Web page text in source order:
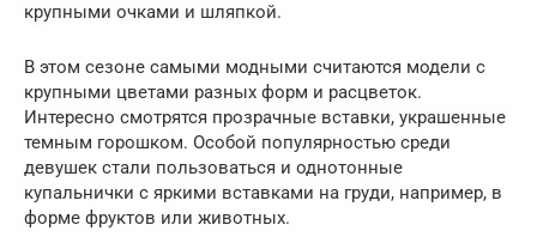
крупными очками и шляпкой.
В этом сезоне самыми модными считаются модели с
крупными цветами разных форм и расцветок.
Интересно смотрятся прозрачные вставки, украшенные
темным горошком. Особой популярностью среди
девушек стали пользоваться и однотонные
купальнички с яркими вставками на груди, например, в
форме фруктов или животных.